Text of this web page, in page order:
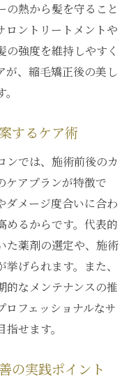
の熱から髪を守ること
ロントリートメントや
強度を維持しやすく
が、縮毛矯正後の美し
するケア術
ンでは、施術前後のカ
ケアプランが特徴で
ダメージ度合いに合わ
めるからです。代表的
た薬剤の選定や、施術
げられます。また、
的なメンテナンスの推
フェッショナルなサ
せます。
の実践ポイント